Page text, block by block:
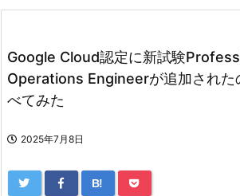
Google Cloud認定に新試験
Operations Engineerが追加された
べてみた
2025年7月8日
B!